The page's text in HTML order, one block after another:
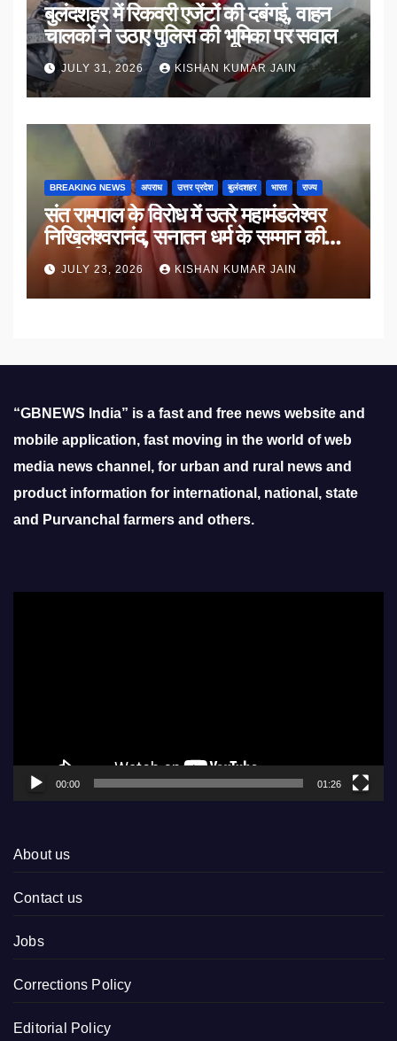
बुलंदशहर में रिकवरी एजेंटों की दबंगई, वाहन
चालकों ने उठाए पुलिस की भूमिका पर सवाल
JULY 31, 2026 KISHAN KUMAR JAIN
BREAKING NEWS अपराध उत्तर प्रदेश बुलंदशहर भारत राज्य
संत रामपाल के विरोध में उतरे महामंडलेश्वर
निखिलेश्वरानंद, सनातन धर्म के सम्मान की
उठाई मांग
JULY 23, 2026 KISHAN KUMAR JAIN
“GBNEWS India” is a fast and free news website and
mobile application, fast moving in the world of web
media news channel, for urban and rural news and
product information for international, national, state
and Purvanchal farmers and others.
00:00 01:26
About us
Contact us
Jobs
Corrections Policy
Editorial Policy